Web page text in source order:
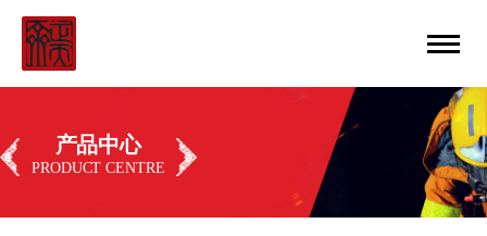
ENGLISH
产品中心
PRODUCT CENTRE